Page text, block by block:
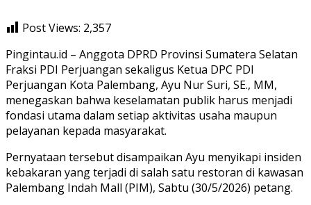
Post Views: 2,357
Pingintau.id – Anggota DPRD Provinsi Sumatera Selatan
Fraksi PDI Perjuangan sekaligus Ketua DPC PDI
Perjuangan Kota Palembang, Ayu Nur Suri, SE., MM,
menegaskan bahwa keselamatan publik harus menjadi
fondasi utama dalam setiap aktivitas usaha maupun
pelayanan kepada masyarakat.
Pernyataan tersebut disampaikan Ayu menyikapi insiden
kebakaran yang terjadi di salah satu restoran di kawasan
Palembang Indah Mall (PIM), Sabtu (30/5/2026) petang.